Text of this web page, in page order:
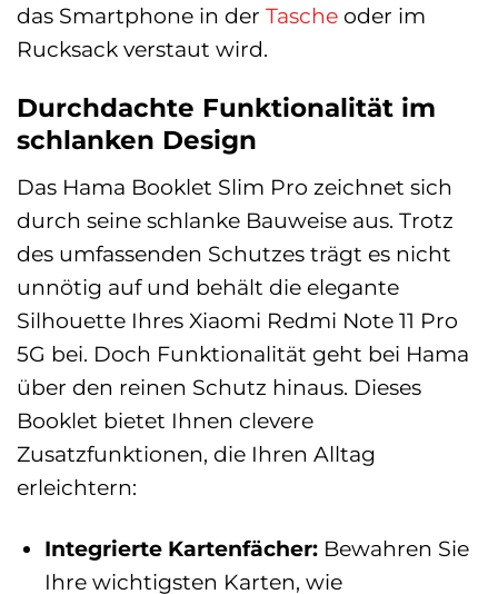
das Smartphone in der Tasche oder im
Rucksack verstaut wird.
Durchdachte Funktionalität im
schlanken Design
Das Hama Booklet Slim Pro zeichnet sich
durch seine schlanke Bauweise aus. Trotz
des umfassenden Schutzes trägt es nicht
unnötig auf und behält die elegante
Silhouette Ihres Xiaomi Redmi Note 11 Pro
5G bei. Doch Funktionalität geht bei Hama
über den reinen Schutz hinaus. Dieses
Booklet bietet Ihnen clevere
Zusatzfunktionen, die Ihren Alltag
erleichtern:
Integrierte Kartenfächer:Bewahren Sie
Ihre wichtigsten Karten, wie